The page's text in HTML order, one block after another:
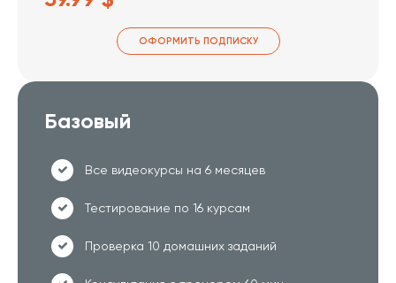
ОФОРМИТЬ ПОДПИСКУ
Базовый
Все видеокурсы на 6 месяцев
Тестирование по 16 курсам
Проверка 10 домашних заданий